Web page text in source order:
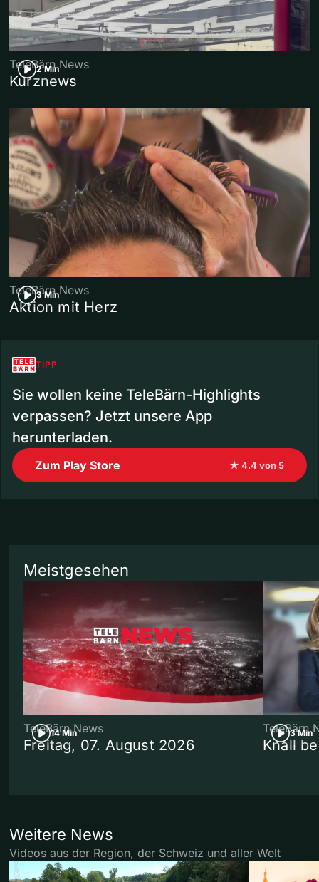
2 Min
TeleBärn News
Kurznews
3 Min
TeleBärn News
Aktion mit Herz
TIPP
Sie wollen keine TeleBärn-Highlights
verpassen? Jetzt unsere App
herunterladen.
Zum Play Store ★ 4.4 von 5
Meistgesehen
14 Min
TeleBärn News
Freitag, 07. August 2026
3 Min
TeleBärn
Knall
Weitere News
Videos aus der Region, der Schweiz und aller Welt